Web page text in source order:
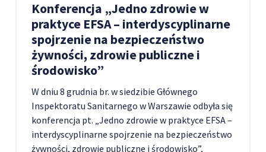
Konferencja „Jedno zdrowie w
praktyce EFSA – interdyscyplinarne
spojrzenie na bezpieczeństwo
żywności, zdrowie publiczne i
środowisko”
W dniu 8 grudnia br. w siedzibie Głównego
Inspektoratu Sanitarnego w Warszawie odbyła się
konferencja pt. „Jedno zdrowie w praktyce EFSA –
interdyscyplinarne spojrzenie na bezpieczeństwo
żywności, zdrowie publiczne i środowisko”,